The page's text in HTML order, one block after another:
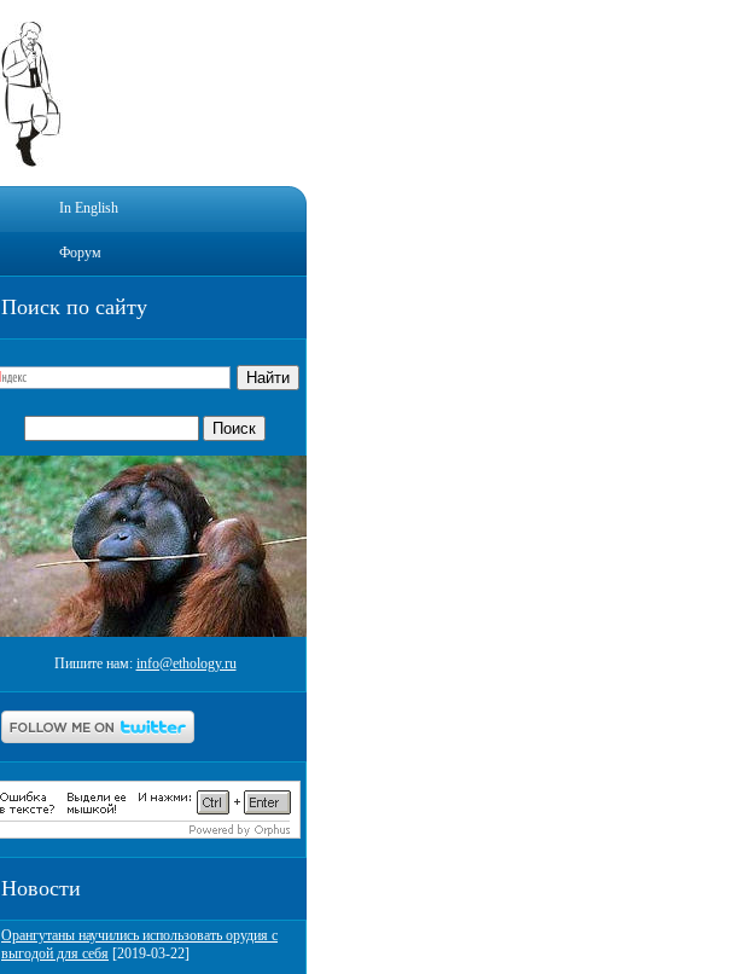
In English
Форум
Поиск по сайту
Пишите нам: info@ethology.ru
Новости
Орангутаны научились использовать орудия с
выгодой для себя [2019-03-22]